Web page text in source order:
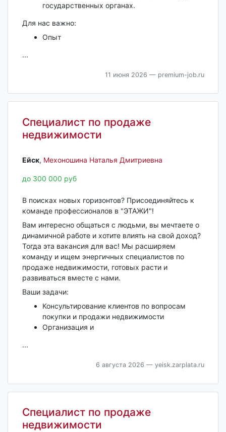
государственных органах.
Для нас важно:
Опыт
...
11 июня 2026 — premium-job.ru
Специалист по продаже
недвижимости
Ейск‎, Мехоношина Наталья Дмитриевна
до 300 000 руб
В поисках новых горизонтов? Присоединяйтесь к
команде профессионалов в "ЭТАЖИ"!
Вам интересно общаться с людьми, вы мечтаете о
динамичной работе и хотите влиять на свой доход?
Тогда эта вакансия для вас! Мы расширяем
команду и ищем энергичных специалистов по
продаже недвижимости, готовых расти и
развиваться вместе с нами.
Ваши задачи:
Консультирование клиентов по вопросам
покупки и продажи недвижимости
Организация и
...
6 августа 2026 — yeisk.zarplata.ru
Специалист по продаже
недвижимости